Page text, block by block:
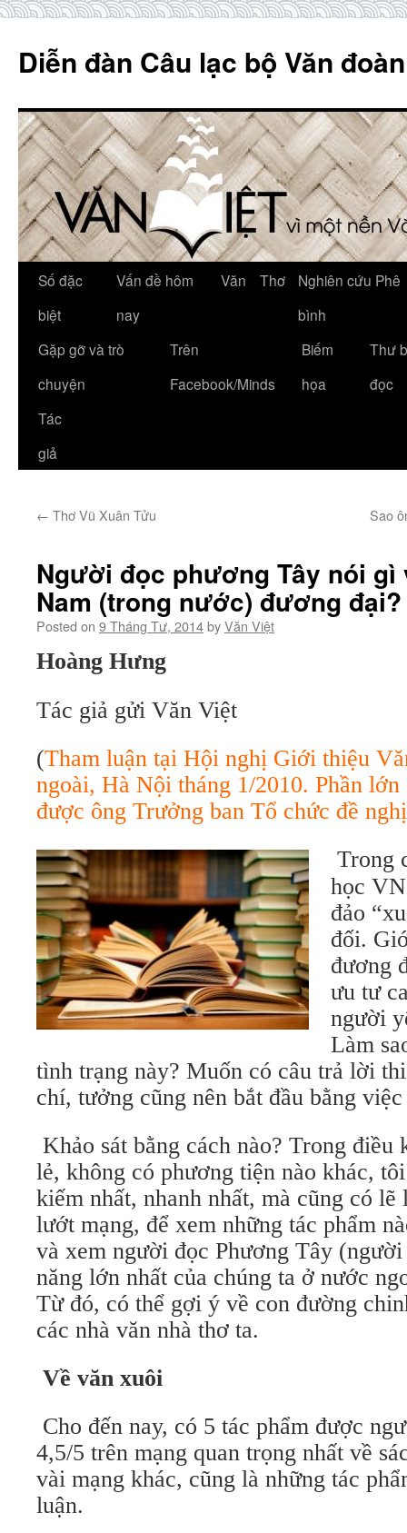
content
Diễn đàn Câu lạc bộ Văn
Số đặc
biệt
Vấn đề hôm
nay
Văn Thơ
Nghiên cứu Phê
bình
Gặp gỡ và trò
chuyện
Trên
Facebook/Minds
Biếm
họa
Thư
đọc
Tác
giả
← Thơ Vũ Xuân Tửu Sao
Người đọc phương Tây nói gì
Nam (trong nước) đương đại?
Posted on 9 Tháng Tư, 2014byVăn Việt
Hoàng Hưng
Tác giả gửi Văn Việt
(Tham luận tại Hội nghị Giới thiệu
ngoài, Hà Nội tháng 1/2010. Phần lớn
được ông Trưởng ban Tổ chức đề
Trong
học
đảo
đối.
đương
ưu tư
người
Làm
tình trạng này? Muốn có câu trả lời
chí, tưởng cũng nên bắt đầu bằng
Khảo sát bằng cách nào? Trong điều
lẻ, không có phương tiện nào khác,
kiếm nhất, nhanh nhất, mà cũng có
lướt mạng, để xem những tác phẩm
và xem người đọc Phương Tây
năng lớn nhất của chúng ta ở nước
Từ đó, có thể gợi ý về con đường
các nhà văn nhà thơ ta.
Về văn xuôi
Cho đến nay, có 5 tác phẩm được
4,5/5 trên mạng quan trọng nhất về
vài mạng khác, cũng là những tác
luận.